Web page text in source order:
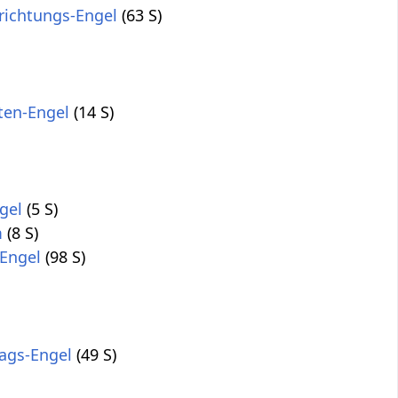
Engel (63 S)
Engel (14 S)
(5 S)
(8 S)
(98 S)
Engel (49 S)